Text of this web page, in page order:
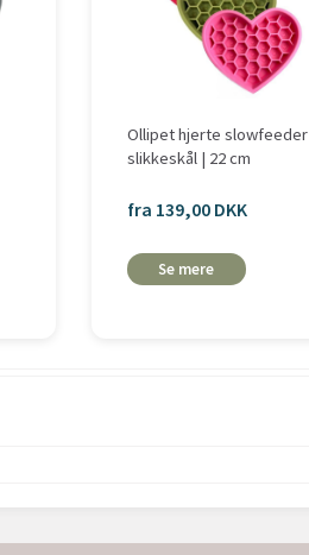
Ollipet hjerte slowfeeder
slikkeskål | 22 cm
fra 139,00 DKK
Se mere